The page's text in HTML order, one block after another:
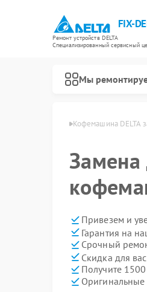
FIX-
Ремонт устройств DELTA
Специализированный cервисный
Мы
Кофемашина DELTA
Замена
Привезем и
Гарантия на
Срочный
Скидка для
Получите
Оригинальные